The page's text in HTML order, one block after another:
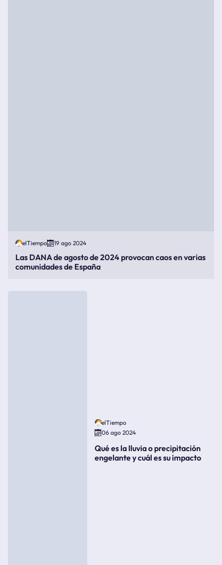
elTiempo 19 ago 2024
Las DANA de agosto de 2024 provocan caos en varias
comunidades de España
elTiempo
06 ago 2024
Qué es la lluvia o precipitación
engelante y cuál es su impacto